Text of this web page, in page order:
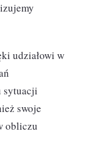
udziałowi w
sytuacji
swoje
obliczu